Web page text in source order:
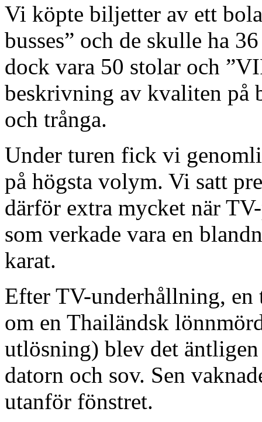
Vi köpte biljetter av ett
busses” och de skulle ha
dock vara 50 stolar och
beskrivning av kvaliten på
och trånga.
Under turen fick vi
på högsta volym. Vi satt
därför extra mycket när
som verkade vara en
karat.
Efter TV-underhållning,
om en Thailändsk
utlösning) blev det
datorn och sov. Sen
utanför fönstret.